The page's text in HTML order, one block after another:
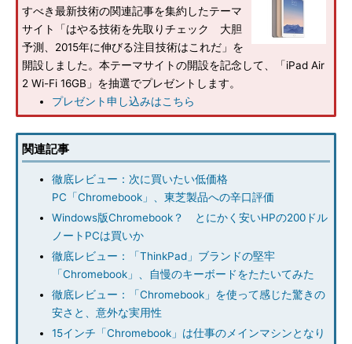
すべき最新技術の関連記事を集約したテーマ
サイト「はやる技術を先取りチェック 大胆
予測、2015年に伸びる注目技術はこれだ」を
開設しました。本テーマサイトの開設を記念して、「iPad Air
2 Wi-Fi 16GB」を抽選でプレゼントします。
プレゼント申し込みはこちら
関連記事
徹底レビュー：次に買いたい低価格
PC「Chromebook」、東芝製品への辛口評価
Windows版Chromebook？ とにかく安いHPの200ドル
ノートPCは買いか
徹底レビュー：「ThinkPad」ブランドの堅牢
「Chromebook」、自慢のキーボードをたたいてみた
徹底レビュー：「Chromebook」を使って感じた驚きの
安さと、意外な実用性
15インチ「Chromebook」は仕事のメインマシンとなり